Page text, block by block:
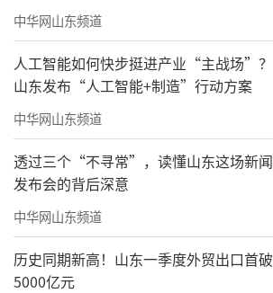
中华网山东频道
人工智能如何快步挺进产业“主战场”？
山东发布“人工智能+制造”行动方案
中华网山东频道
透过三个“不寻常”，读懂山东这场新闻
发布会的背后深意
中华网山东频道
历史同期新高！山东一季度外贸出口首破
5000亿元